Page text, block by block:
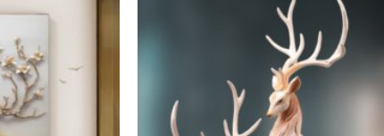
1.140.000 ₫